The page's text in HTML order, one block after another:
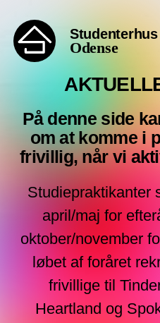
Studenterhus
Odense
På denne side
om at komme i
frivillig, når vi
Studiepraktikanter
april/maj for
oktober/november
løbet af foråret
frivillige til
Heartland og